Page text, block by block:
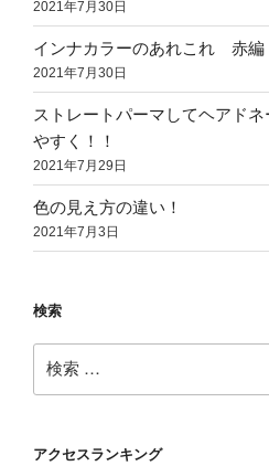
2021年7月30日
インナカラーのあれこれ 赤編
2021年7月30日
ストレートパーマしてヘアド
やすく！！
2021年7月29日
色の見え方の違い！
2021年7月3日
検索
索:
アクセスランキング